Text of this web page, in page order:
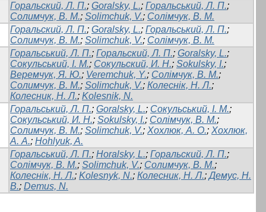
Горальский, Л. П.; Goralsky, L.; Горальський, Л. П.;
Солимчук, В. М.; Solimchuk, V.; Солімчук, В. М.
Горальский, Л. П.; Goralsky, L.; Горальський, Л. П.;
Солимчук, В. М.; Solimchuk, V.; Солімчук, В. М.
Горальський, Л. П.; Горальский, Л. П.; Goralsky, L.;
Сокульський, І. М.; Сокульский, И. Н.; Sokulsky, I.;
Веремчук, Я. Ю.; Veremchuk, Y.; Солімчук, В. М.;
Солимчук, В. М.; Solimchuk, V.; Колеснік, Н. Л.;
Колесник, Н. Л.; Kolesnik, N.
Горальський, Л. П.; Goralsky, L.; Сокульський, І. М.;
Сокульський, И. Н.; Sokulsky, I.; Солімчук, В. М.;
Солимчук, В. М.; Solimchuk, V.; Хохлюк, А. О.; Хохлюк,
А. А.; Hohlyuk, A.
Горальський, Л. П.; Horalsky, L.; Горальский, Л. П.;
Солімчук, В. М.; Solimchuk, V.; Солимчук, В. М.;
Колеснік, Н. Л.; Kolesnyk, N.; Колесник, Н. Л.;Демус, Н.
В.; Demus, N.